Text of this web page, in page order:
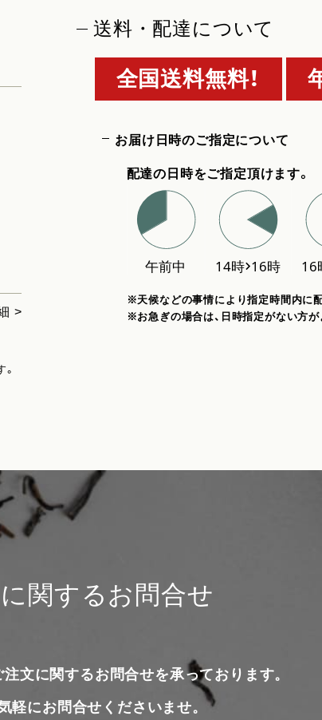
>
送料・配達について
全国送料無料！
お届け日時のご指定について
配達の日時をご指定頂けます。
※天候などの事情により指定時間内に
※お急ぎの場合は、日時指定がない方
関するお問合せ
文に関するお問合せを承っております。
軽にお問合せくださいませ。